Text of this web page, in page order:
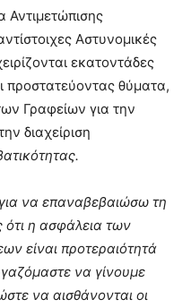
Αστυνομικές
εκατοντάδες
προστατεύοντας θύματα,
Γραφείων για την
διαχείριση
να επαναβεβαιώσω τη
η ασφάλεια των
είναι προτεραιότητά
να γίνουμε
να αισθάνονται οι